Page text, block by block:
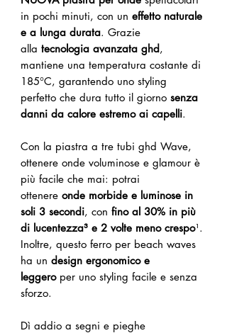
in pochi minuti, con un effetto naturale
e a lunga durata. Grazie
alla tecnologia avanzata ghd,
mantiene una temperatura costante di
185°C, garantendo uno styling
perfetto che dura tutto il giorno senza
danni da calore estremo ai capelli.
Con la piastra a tre tubi ghd Wave,
ottenere onde voluminose e glamour è
più facile che mai: potrai
ottenere onde morbide e luminose in
soli 3 secondi, con fino al 30% in più
di lucentezza³ e 2 volte meno crespo¹.
Inoltre, questo ferro per beach waves
ha un design ergonomico e
leggeroper uno styling facile e senza
sforzo.
Dì addio a segni e pieghe